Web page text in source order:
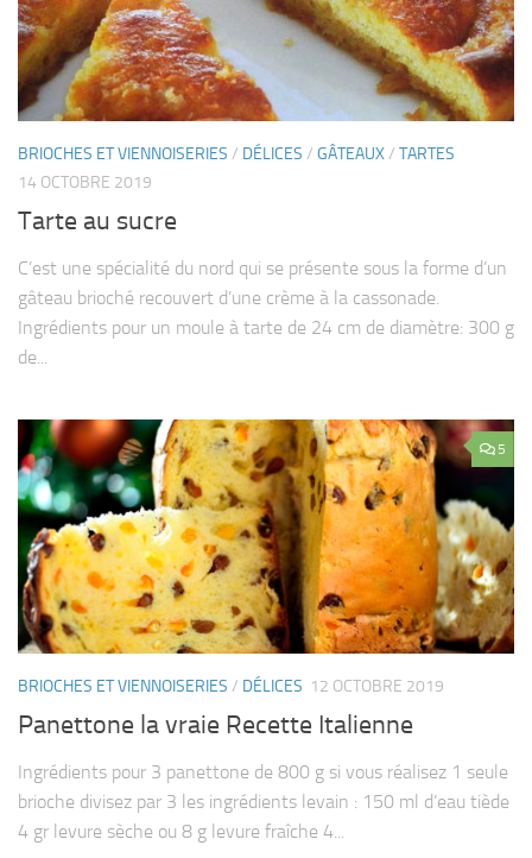
BRIOCHES ET VIENNOISERIES / DÉLICES / GÂTEAUX/ TARTES
14 OCTOBRE 2019
Tarte au sucre
C’est une spécialité du nord qui se présente sous la forme d’un
gâteau brioché recouvert d’une crème à la cassonade.
Ingrédients pour un moule à tarte de 24 cm de diamètre: 300 g
de...
5
BRIOCHES ET VIENNOISERIES / DÉLICES 12 OCTOBRE 2019
Panettone la vraie Recette Italienne
Ingrédients pour 3 panettone de 800 g si vous réalisez 1 seule
brioche divisez par 3 les ingrédients levain : 150 ml d’eau tiède
4 gr levure sèche ou 8 g levure fraîche 4...